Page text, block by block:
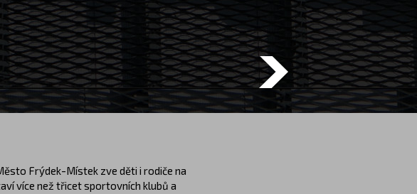
Next
Frýdek-Místek zve děti i rodiče na
více než třicet sportovních klubů a